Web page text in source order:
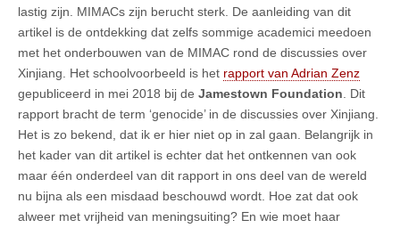
lastig zijn. MIMACs zijn berucht sterk. De aanleiding van dit
artikel is de ontdekking dat zelfs sommige academici meedoen
met het onderbouwen van de MIMAC rond de discussies over
Xinjiang. Het schoolvoorbeeld is het rapport van Adrian Zenz
gepubliceerd in mei 2018 bij de Jamestown Foundation . Dit
rapport bracht de term ‘genocide’ in de discussies over Xinjiang.
Het is zo bekend, dat ik er hier niet op in zal gaan. Belangrijk in
het kader van dit artikel is echter dat het ontkennen van ook
maar één onderdeel van dit rapport in ons deel van de wereld
nu bijna als een misdaad beschouwd wordt. Hoe zat dat ook
alweer met vrijheid van meningsuiting? En wie moet haar